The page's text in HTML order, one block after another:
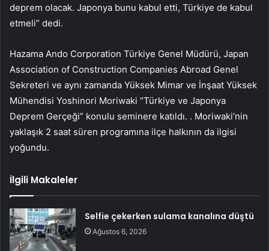
deprem olacak. Japonya bunu kabul etti, Türkiye de kabul
etmeli” dedi.
Hazama Ando Corporation Türkiye Genel Müdürü, Japan
Association of Construction Companies Abroad Genel
Sekreteri ve aynı zamanda Yüksek Mimar ve İnşaat Yüksek
Mühendisi Yoshinori Moriwaki “Türkiye ve Japonya
Deprem Gerçeği” konulu seminere katıldı. . Moriwaki’nin
yaklaşık 2 saat süren programına ilçe halkının da ilgisi
yoğundu.
İlgili Makaleler
Selfie çekerken sulama kanalına düştü
Ağustos 6, 2026